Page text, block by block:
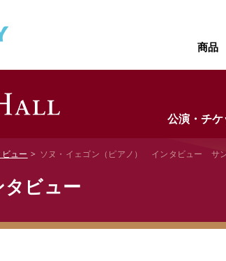
商品
公演・チケ
ュー ソヌ・イェゴン（ピアノ） インタビュー サン
ビュー